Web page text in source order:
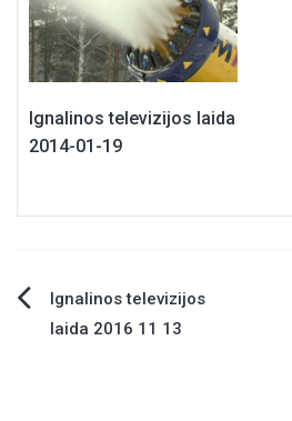
Ignalinos televizijos laida
2014-01-19
Navigacija
Ignalinos televizijos
laida 2016 11 13